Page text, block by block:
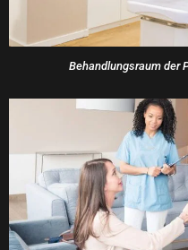
Behandlungsraum der